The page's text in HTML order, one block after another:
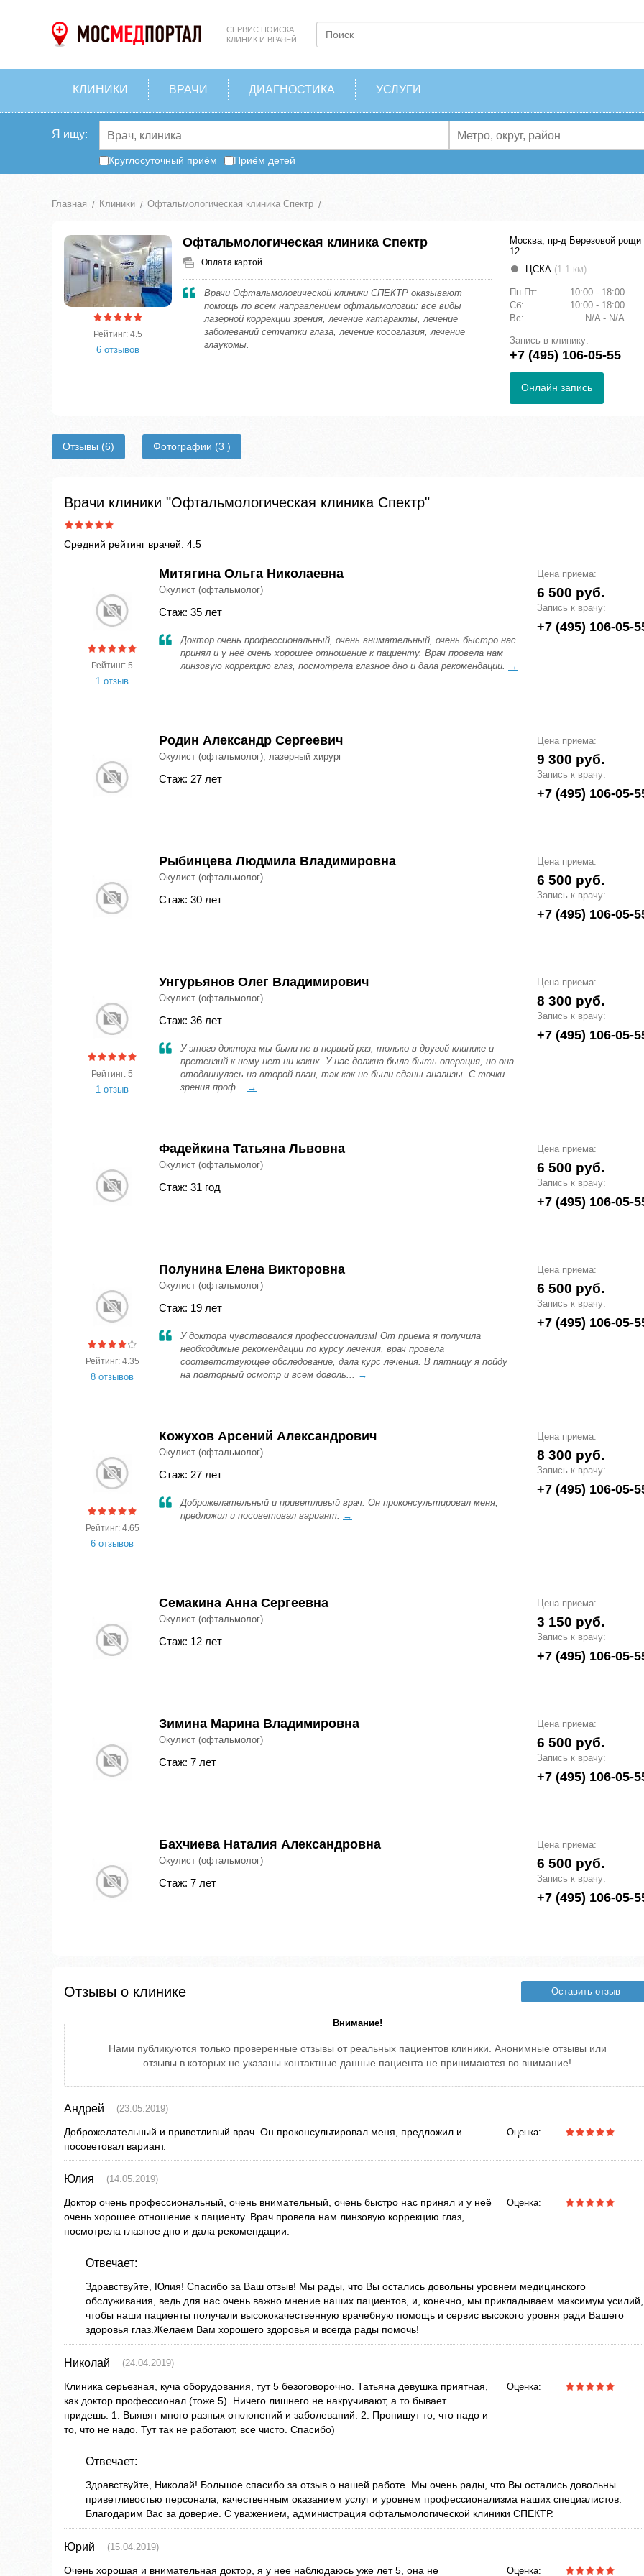
СЕРВИС ПОИСКА
КЛИНИК И ВРАЧЕЙ
КЛИНИКИ ВРАЧИ ДИАГНОСТИКА УСЛУГИ
Я ищу:
Круглосуточный приём Приём детей
Главная Клиники Офтальмологическая клиника Спектр
Рейтинг: 4.5
6 отзывов
Офтальмологическая клиника Спектр
Оплата картой
Врачи Офтальмологической клиники СПЕКТР оказывают
помощь по всем направлением офтальмологии: все виды
лазерной коррекции зрения, лечение катаракты, лечение
заболеваний сетчатки глаза, лечение косоглазия, лечение
глаукомы.
Москва, пр-д Березовой рощи
12
ЦСКА (1.1 км)
Пн-Пт:
10:00 - 18:00
Сб:
10:00 - 18:00
Вс:
N/A - N/A
Запись в клинику:
+7 (495) 106-05-55
Онлайн запись
Отзывы (6) Фотографии (3 )
Врачи клиники "Офтальмологическая клиника Спектр"
Средний рейтинг врачей: 4.5
Рейтинг: 5
1 отзыв
Митягина Ольга Николаевна
Окулист (офтальмолог)
Стаж: 35 лет
Доктор очень профессиональный, очень внимательный, очень быстро нас
принял и у неё очень хорошее отношение к пациенту. Врач провела нам
линзовую коррекцию глаз, посмотрела глазное дно и дала рекомендации. →
Цена приема:
6 500 руб.
Запись к врачу:
+7 (495) 106-05-
Родин Александр Сергеевич
Окулист (офтальмолог), лазерный хирург
Стаж: 27 лет
Цена приема:
9 300 руб.
Запись к врачу:
+7 (495) 106-05-
Рыбинцева Людмила Владимировна
Окулист (офтальмолог)
Стаж: 30 лет
Цена приема:
6 500 руб.
Запись к врачу:
+7 (495) 106-05-
Рейтинг: 5
1 отзыв
Унгурьянов Олег Владимирович
Окулист (офтальмолог)
Стаж: 36 лет
У этого доктора мы были не в первый раз, только в другой клинике и
претензий к нему нет ни каких. У нас должна была быть операция, но она
отодвинулась на второй план, так как не были сданы анализы. С точки
зрения проф... →
Цена приема:
8 300 руб.
Запись к врачу:
+7 (495) 106-05-
Фадейкина Татьяна Львовна
Окулист (офтальмолог)
Стаж: 31 год
Цена приема:
6 500 руб.
Запись к врачу:
+7 (495) 106-05-
Рейтинг: 4.35
8 отзывов
Полунина Елена Викторовна
Окулист (офтальмолог)
Стаж: 19 лет
У доктора чувствовался профессионализм! От приема я получила
необходимые рекомендации по курсу лечения, врач провела
соответствующее обследование, дала курс лечения. В пятницу я пойду
на повторный осмотр и всем доволь... →
Цена приема:
6 500 руб.
Запись к врачу:
+7 (495) 106-05-
Рейтинг: 4.65
6 отзывов
Кожухов Арсений Александрович
Окулист (офтальмолог)
Стаж: 27 лет
Доброжелательный и приветливый врач. Он проконсультировал меня,
предложил и посоветовал вариант. →
Цена приема:
8 300 руб.
Запись к врачу:
+7 (495) 106-05-
Семакина Анна Сергеевна
Окулист (офтальмолог)
Стаж: 12 лет
Цена приема:
3 150 руб.
Запись к врачу:
+7 (495) 106-05-
Зимина Марина Владимировна
Окулист (офтальмолог)
Стаж: 7 лет
Цена приема:
6 500 руб.
Запись к врачу:
+7 (495) 106-05-
Бахчиева Наталия Александровна
Окулист (офтальмолог)
Стаж: 7 лет
Цена приема:
6 500 руб.
Запись к врачу:
+7 (495) 106-05-
Отзывы о клинике Оставить отзыв
Внимание!
Нами публикуются только проверенные отзывы от реальных пациентов клиники. Анонимные отзывы или
отзывы в которых не указаны контактные данные пациента не принимаются во внимание!
Андрей (23.05.2019)
Доброжелательный и приветливый врач. Он проконсультировал меня, предложил и
посоветовал вариант.
Оценка:
Юлия (14.05.2019)
Доктор очень профессиональный, очень внимательный, очень быстро нас принял и у неё
очень хорошее отношение к пациенту. Врач провела нам линзовую коррекцию глаз,
посмотрела глазное дно и дала рекомендации.
Оценка:
Отвечает:
Здравствуйте, Юлия! Спасибо за Ваш отзыв! Мы рады, что Вы остались довольны уровнем медицинского
обслуживания, ведь для нас очень важно мнение наших пациентов, и, конечно, мы прикладываем максимум усилий,
чтобы наши пациенты получали высококачественную врачебную помощь и сервис высокого уровня ради Вашего
здоровья глаз.Желаем Вам хорошего здоровья и всегда рады помочь!
Николай (24.04.2019)
Клиника серьезная, куча оборудования, тут 5 безоговорочно. Татьяна девушка приятная,
как доктор профессионал (тоже 5). Ничего лишнего не накручивают, а то бывает
придешь: 1. Выявят много разных отклонений и заболеваний. 2. Пропишут то, что надо и
то, что не надо. Тут так не работают, все чисто. Спасибо)
Оценка:
Отвечает:
Здравствуйте, Николай! Большое спасибо за отзыв о нашей работе. Мы очень рады, что Вы остались довольны
приветливостью персонала, качественным оказанием услуг и уровнем профессионализма наших специалистов.
Благодарим Вас за доверие. С уважением, администрация офтальмологической клиники СПЕКТР.
Юрий (15.04.2019)
Очень хорошая и внимательная доктор, я у нее наблюдаюсь уже лет 5, она не Оценка: